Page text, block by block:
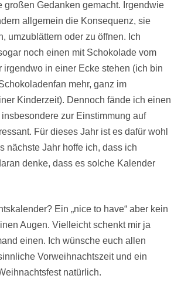
großen Gedanken gemacht. Irgendwie
allgemein die Konsequenz, sie
umzublättern oder zu öffnen. Ich
noch einen mit Schokolade vom
irgendwo in einer Ecke stehen (ich bin
mehr, ganz im
Kinderzeit). Dennoch fände ich einen
zur Einstimmung auf
Für dieses Jahr ist es dafür wohl
nächste Jahr hoffe ich, dass ich
denke, dass es solche Kalender
Ein „nice to have“ aber kein
Augen. Vielleicht schenkt mir ja
einen. Ich wünsche euch allen
Vorweihnachtszeit und ein
natürlich.